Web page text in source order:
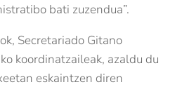
bati zuzendua”.
Secretariado Gitano
koordinatzaileak, azaldu du
eskaintzen diren